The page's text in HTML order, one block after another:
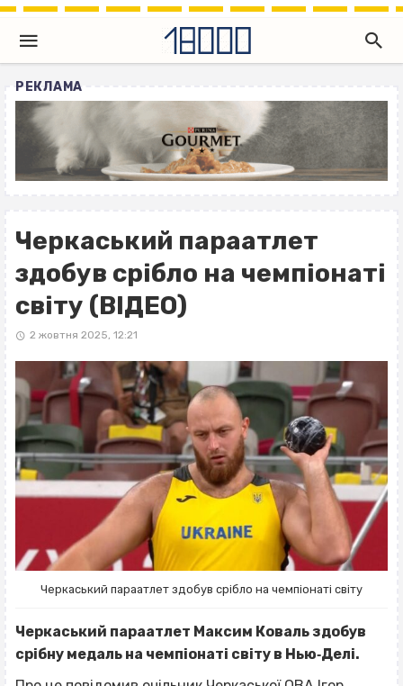
РЕКЛАМА
Черкаський параатлет
здобув срібло на чемпіонаті
світу (ВІДЕО)
2 жовтня 2025, 12:21
Черкаський параатлет здобув срібло на чемпіонаті світу
Черкаський параатлет Максим Коваль здобув
срібну медаль на чемпіонаті світу в Нью‐Делі.